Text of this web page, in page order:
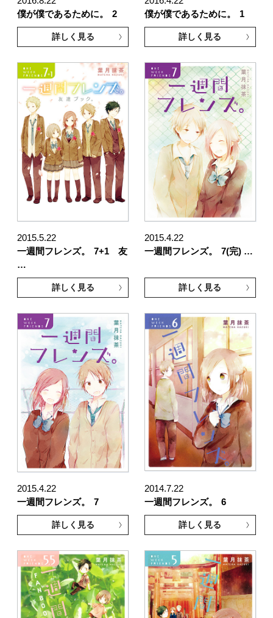
僕が僕であるために。
2
詳しく見る
僕が僕であるために。
1
詳しく見る
2015.5.22
一週間フレンズ。
7+1 友
…
詳しく見る
2015.4.22
一週間フレンズ。
7(完) …
詳しく見る
2015.4.22
一週間フレンズ。
7
詳しく見る
2014.7.22
一週間フレンズ。
6
詳しく見る